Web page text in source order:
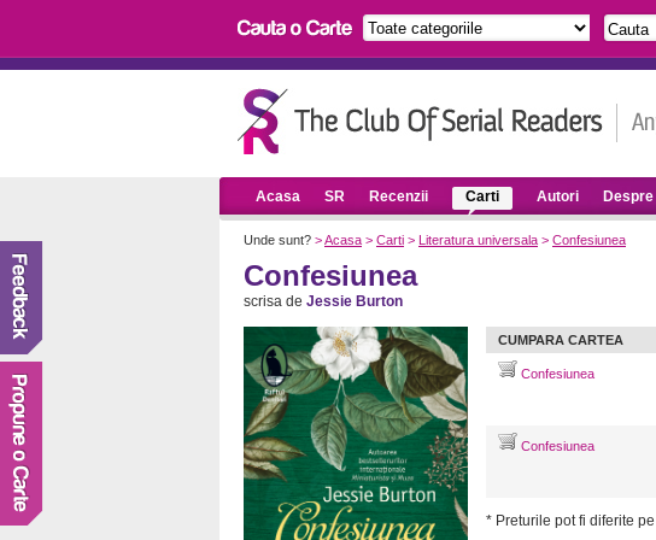
Acasa SR Recenzii Carti Autori Despre
Unde sunt? >Acasa > Carti > Literatura universala > Confesiunea
Confesiunea
scrisa de Jessie Burton
CUMPARA CARTEA
Confesiunea
Confesiunea
* Preturile pot fi diferite